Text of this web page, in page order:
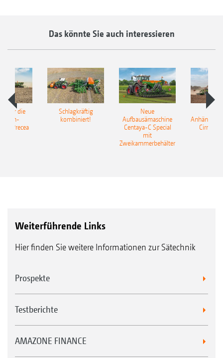
Das könnte Sie auch interessieren
für die
Precea
Schlagkräftig
kombiniert!
Neue
Aufbausämaschine
Centaya-C Special
mit
Zweikammerbehälter
Cirrus
Weiterführende Links
Hier finden Sie weitere Informationen zur Sätechnik
Prospekte
Testberichte
AMAZONE FINANCE